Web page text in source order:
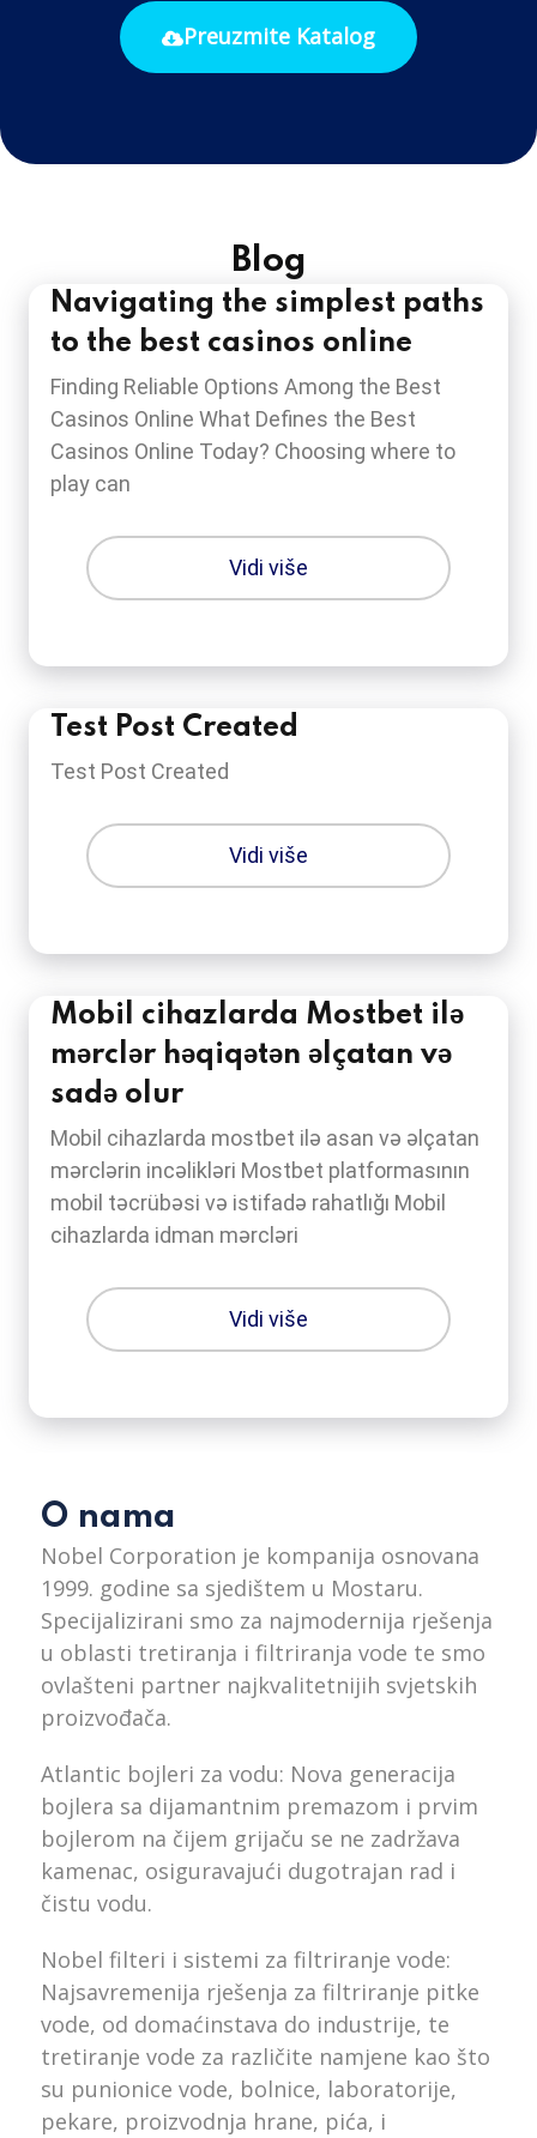
Preuzmite Katalog
Blog
Navigating the simplest paths
to the best casinos online
Finding Reliable Options Among the Best
Casinos Online What Defines the Best
Casinos Online Today? Choosing where to
play can
Vidi više
Test Post Created
Test Post Created
Vidi više
Mobil cihazlarda Mostbet ilə
mərclər həqiqətən əlçatan və
sadə olur
Mobil cihazlarda mostbet ilə asan və əlçatan
mərclərin incəlikləri Mostbet platformasının
mobil təcrübəsi və istifadə rahatlığı Mobil
cihazlarda idman mərcləri
Vidi više
O nama
Nobel Corporation je kompanija osnovana
1999. godine sa sjedištem u Mostaru.
Specijalizirani smo za najmodernija rješenja
u oblasti tretiranja i filtriranja vode te smo
ovlašteni partner najkvalitetnijih svjetskih
proizvođača.
Atlantic bojleri za vodu: Nova generacija
bojlera sa dijamantnim premazom i prvim
bojlerom na čijem grijaču se ne zadržava
kamenac, osiguravajući dugotrajan rad i
čistu vodu.
Nobel filteri i sistemi za filtriranje vode:
Najsavremenija rješenja za filtriranje pitke
vode, od domaćinstava do industrije, te
tretiranje vode za različite namjene kao što
su punionice vode, bolnice, laboratorije,
pekare, proizvodnja hrane, pića, i